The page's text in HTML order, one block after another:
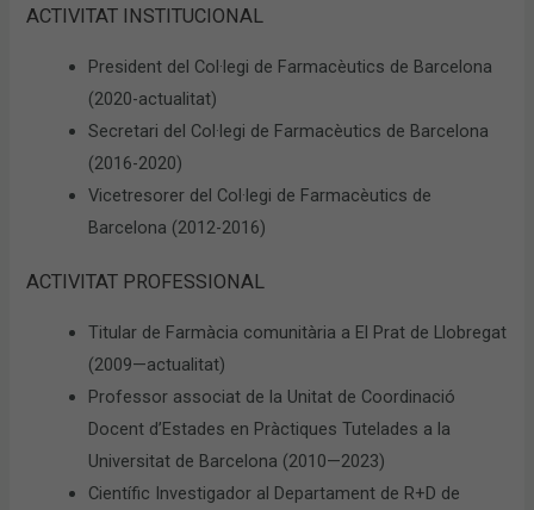
ACTIVITAT INSTITUCIONAL
President del Col·legi de Farmacèutics de Barcelona
(2020-actualitat)
Secretari del Col·legi de Farmacèutics de Barcelona
(2016-2020)
Vicetresorer del Col·legi de Farmacèutics de
Barcelona (2012-2016)
ACTIVITAT PROFESSIONAL
Titular de Farmàcia comunitària a El Prat de Llobregat
(2009—actualitat)
Professor associat de la Unitat de Coordinació
Docent d’Estades en Pràctiques Tutelades a la
Universitat de Barcelona (2010—2023)
Científic Investigador al Departament de R+D de